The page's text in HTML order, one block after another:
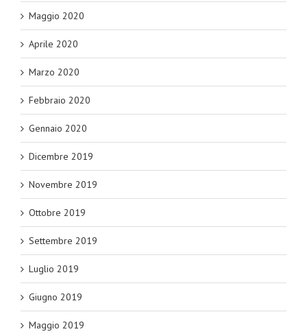
Maggio 2020
Aprile 2020
Marzo 2020
Febbraio 2020
Gennaio 2020
Dicembre 2019
Novembre 2019
Ottobre 2019
Settembre 2019
Luglio 2019
Giugno 2019
Maggio 2019